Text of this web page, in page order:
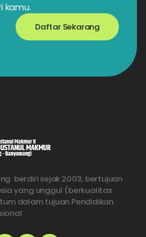
kamu.
Daftar Sekarang
berdiri sejak 2003, bertujuan
yang unggul (berkualitas
dalam tujuan Pendidikan